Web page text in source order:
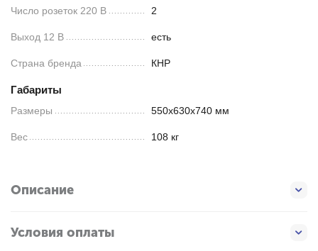
Число розеток 220 В 2
Выход 12 В есть
Страна бренда КНР
Габариты
Размеры 550х630х740 мм
Вес 108 кг
Описание
Условия оплаты